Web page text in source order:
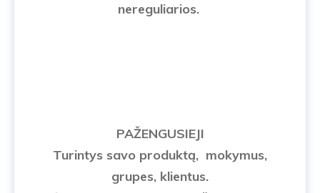
nereguliarios.
PAŽENGUSIEJI
Turintys savo produktą, mokymus,
grupes, klientus.